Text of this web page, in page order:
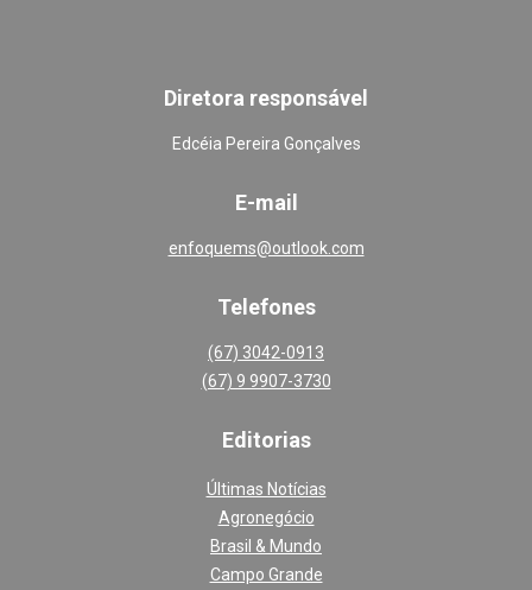
Diretora responsável
Edcéia Pereira Gonçalves
E-mail
enfoquems@outlook.com
Telefones
(67) 3042-0913
(67) 9 9907-3730
Editorias
Últimas Notícias
Agronegócio
Brasil & Mundo
Campo Grande